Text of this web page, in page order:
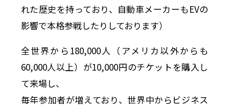
れた歴史を持っており、自動車メーカーもEVの
影響で本格参戦したりしております）
全世界から180,000人（アメリカ以外からも
60,000人以上）が10,000円のチケットを購入し
て来場し、
毎年参加者が増えており、世界中からビジネス